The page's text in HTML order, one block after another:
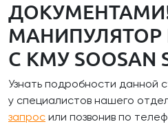
МАНИПУЛЯТОР
C КМУ SOOSAN
Узнать подробности данной
у специалистов нашего
запрос или позвонив по